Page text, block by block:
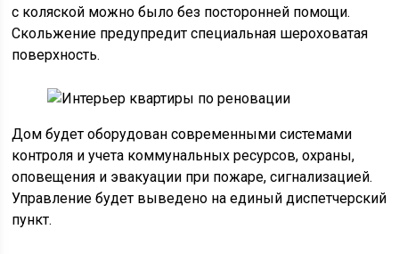
с коляской можно было без посторонней помощи.
Скольжение предупредит специальная шероховатая
поверхность.
Дом будет оборудован современными системами
контроля и учета коммунальных ресурсов, охраны,
оповещения и эвакуации при пожаре, сигнализацией.
Управление будет выведено на единый диспетчерский
пункт.